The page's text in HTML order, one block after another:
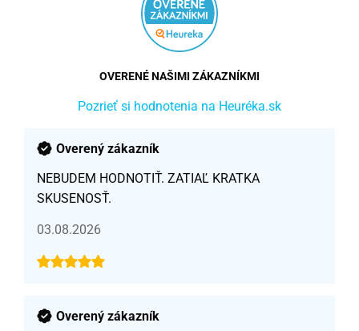
OVERENÉ NAŠIMI ZÁKAZNÍKMI
Pozrieť si hodnotenia na Heuréka.sk
Overený zákazník
NEBUDEM HODNOTIŤ. ZATIAĽ KRATKA
SKUSENOSŤ.
03.08.2026
Overený zákazník